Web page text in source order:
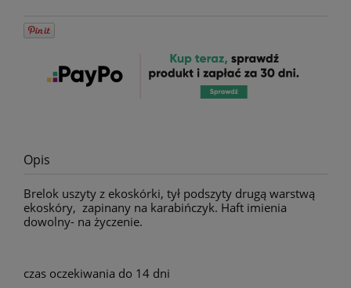
Opis
Brelok uszyty z ekoskórki, tył podszyty drugą warstwą
ekoskóry, zapinany na karabińczyk. Haft imienia
dowolny- na życzenie.
czas oczekiwania do 14 dni